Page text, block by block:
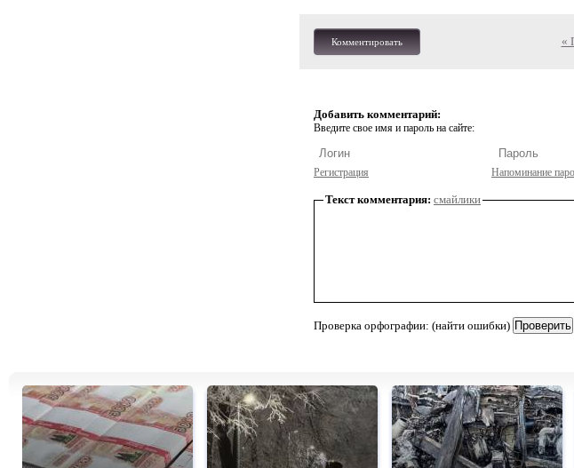
Комментировать «
Добавить комментарий:
Введите свое имя и пароль на сайте:
Регистрация Напоминание
Текст комментария: смайлики
Проверка орфографии: (найти ошибки)